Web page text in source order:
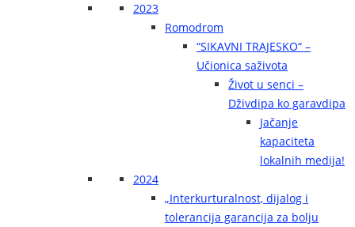
2023
Romodrom
“SIKAVNI TRAJESKO“ –
Učionica saživota
Život u senci –
Dživdipa ko garavdipa
Jačanje
kapaciteta
lokalnih medija!
2024
„Interkurturalnost, dijalog i
tolerancija garancija za bolju